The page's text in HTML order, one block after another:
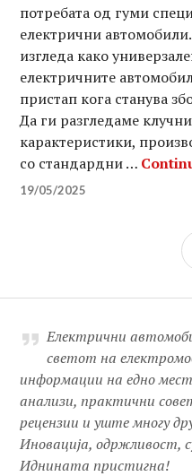
потребата од гуми
електрични
изгледа како
електричните
пристап кога станува
Да ги разгледаме
карактеристики,
со стандардни …
19/05/2025
Електрични
светот на
информации на едно
анализи, практични
рецензии и уште многу
Иновација, одржливост,
Иднината пристигна!